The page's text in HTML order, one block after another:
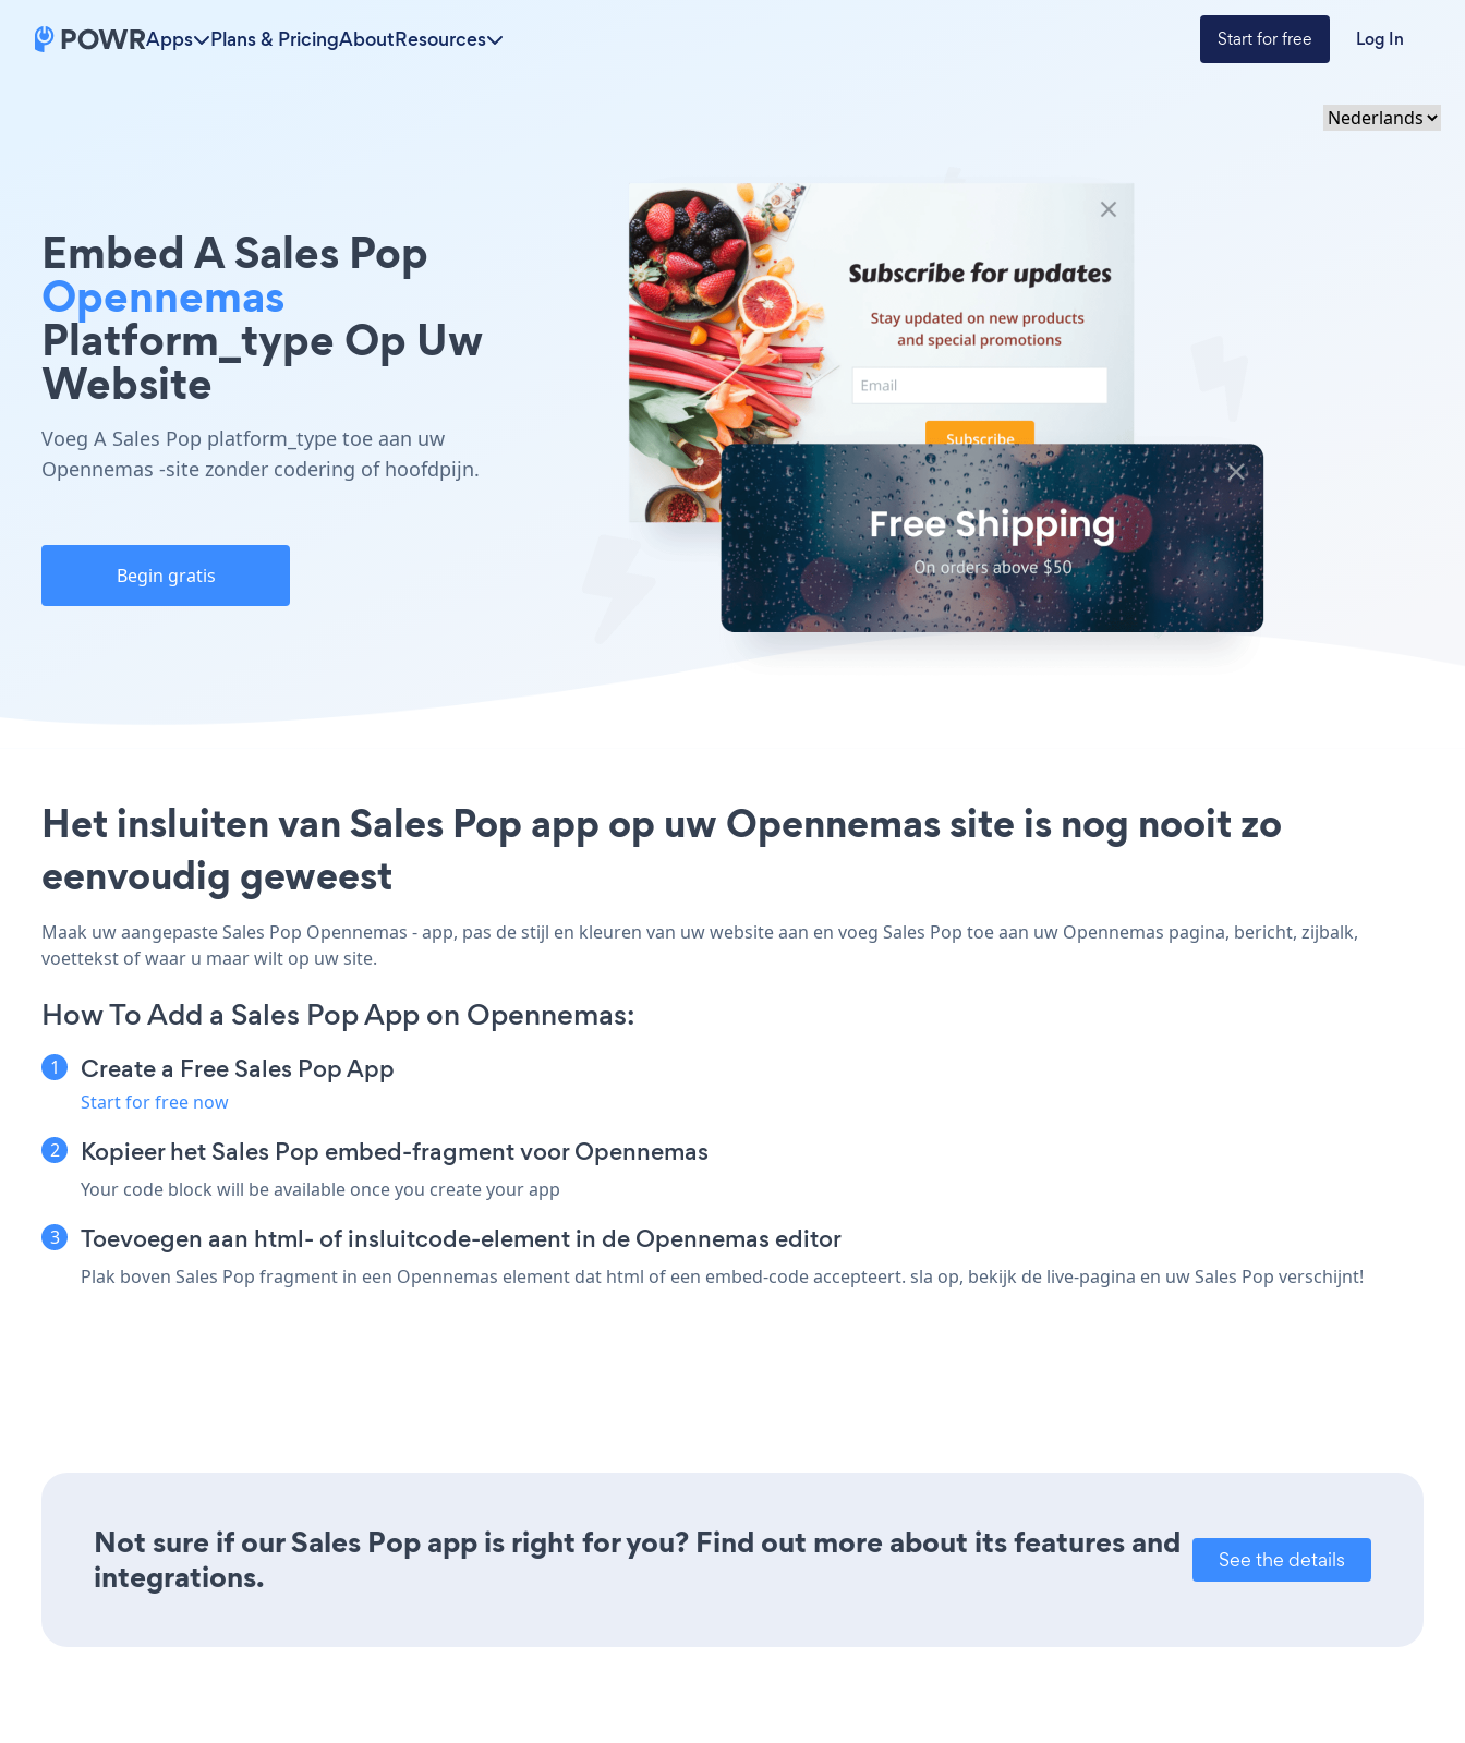
Apps Plans & PricingAboutResources Start for free Log In
Embed A Sales Pop
Opennemas
Platform_type Op Uw
Website
Voeg A Sales Pop platform_type toe aan uw
Opennemas -site zonder codering of hoofdpijn.
Begin gratis
Het insluiten van Sales Pop app op uw Opennemas site is nog nooit zo
eenvoudig geweest
Maak uw aangepaste Sales Pop Opennemas - app, pas de stijl en kleuren van uw website aan en voeg Sales Pop toe aan uw Opennemas pagina, bericht, zijbalk,
voettekst of waar u maar wilt op uw site.
How To Add a Sales Pop App on Opennemas:
Create a Free Sales Pop App
Start for free now
Kopieer het Sales Pop embed-fragment voor Opennemas
Your code block will be available once you create your app
Toevoegen aan html- of insluitcode-element in de Opennemas editor
Plak boven Sales Pop fragment in een Opennemas element dat html of een embed-code accepteert. sla op, bekijk de live-pagina en uw Sales Pop verschijnt!
Not sure if our Sales Pop app is right for you? Find out more about its features and
integrations.
See the details